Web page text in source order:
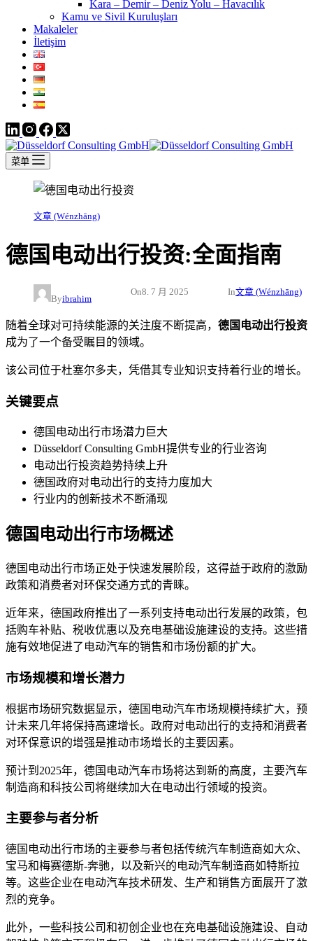
Kara – Demir – Deniz Yolu – Havacılık
Kamu ve Sivil Kuruluşları
Makaleler
İletişim
菜单
文章 (Wénzhāng)
德国电动出行投资:全面指南
Byibrahim
On8. 7 月 2025 In文章 (Wénzhāng)
随着全球对可持续能源的关注度不断提高， 德国电动出行投资
成为了一个备受瞩目的领域。
该公司位于杜塞尔多夫，凭借其专业知识支持着行业的增长。
关键要点
德国电动出行市场潜力巨大
Düsseldorf Consulting GmbH提供专业的行业咨询
电动出行投资趋势持续上升
德国政府对电动出行的支持力度加大
行业内的创新技术不断涌现
德国电动出行市场概述
德国电动出行市场正处于快速发展阶段，这得益于政府的激励
政策和消费者对环保交通方式的青睐。
近年来，德国政府推出了一系列支持电动出行发展的政策，包
括购车补贴、税收优惠以及充电基础设施建设的支持。这些措
施有效地促进了电动汽车的销售和市场份额的扩大。
市场规模和增长潜力
根据市场研究数据显示，德国电动汽车市场规模持续扩大，预
计未来几年将保持高速增长。政府对电动出行的支持和消费者
对环保意识的增强是推动市场增长的主要因素。
预计到2025年，德国电动汽车市场将达到新的高度，主要汽车
制造商和科技公司将继续加大在电动出行领域的投资。
主要参与者分析
德国电动出行市场的主要参与者包括传统汽车制造商如大众、
宝马和梅赛德斯-奔驰，以及新兴的电动汽车制造商如特斯拉
等。这些企业在电动汽车技术研发、生产和销售方面展开了激
烈的竞争。
此外，一些科技公司和初创企业也在充电基础设施建设、自动